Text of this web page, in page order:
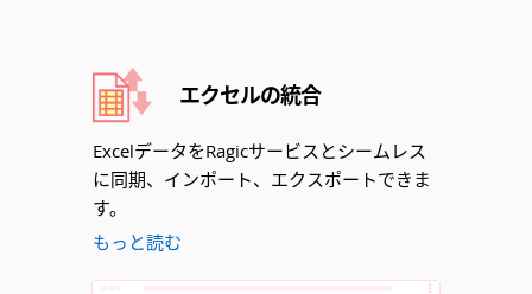
エクセルの統合
ExcelデータをRagicサービスとシームレス
に同期、インポート、エクスポートできま
す。
もっと読む